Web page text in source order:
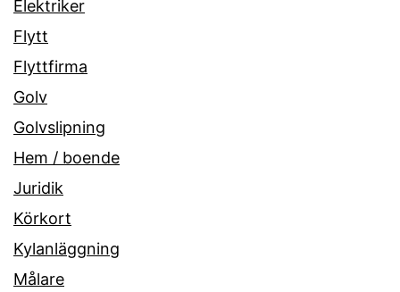
Elektriker
Flytt
Flyttfirma
Golv
Golvslipning
Hem / boende
Juridik
Körkort
Kylanläggning
Målare